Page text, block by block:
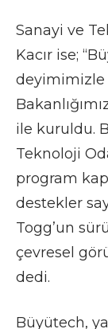
Sanayi ve
Kacır ise;
deyimimizle
ile kuruldu.
Teknoloji
program
destekler
Togg’un
çevresel
dedi.
Büyütech,